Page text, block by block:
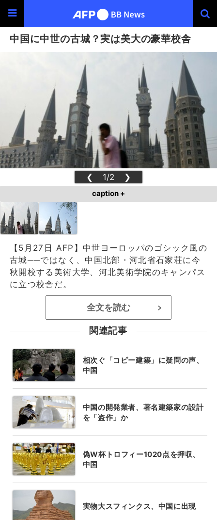
中国に中世の古城？実は美大の豪華校舎
❮ 1/2 ❯
caption +
【5月27日 AFP】中世ヨーロッパのゴシック風の
古城──ではなく、中国北部・河北省石家荘に今
秋開校する美術大学、河北美術学院のキャンパス
に立つ校舎だ。
全文を読む >
関連記事
相次ぐ「コピー建築」に疑問の声、
中国
中国の開発業者、著名建築家の設計
を「盗作」か
偽W杯トロフィー1020点を押収、
中国
実物大スフィンクス、中国に出現